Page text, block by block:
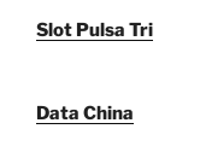
Slot Pulsa Tri
Data China